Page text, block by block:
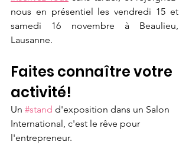
nous en présentiel les vendredi 15 et
samedi 16 novembre à Beaulieu,
Lausanne.
Faites connaître votre
activité!
Un #stand d'exposition dans un Salon
International, c'est le rêve pour
l'entrepreneur.